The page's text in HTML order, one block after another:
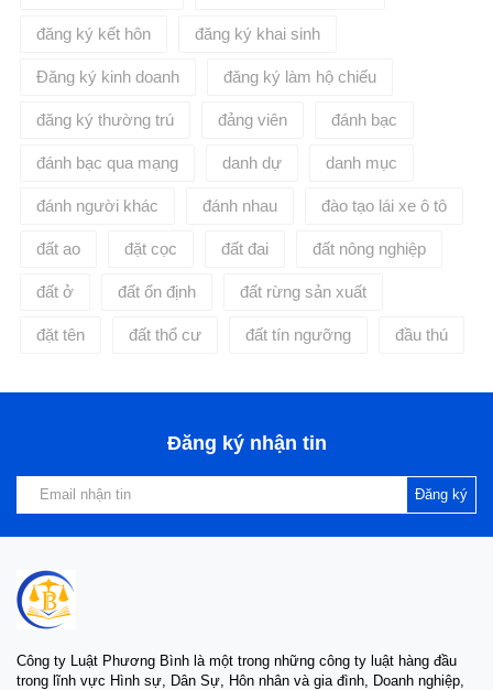
đăng ký kết hôn đăng ký khai sinh
Đăng ký kinh doanh đăng ký làm hộ chiếu
đăng ký thường trú đảng viên đánh bạc
đánh bạc qua mạng danh dự danh mục
đánh người khác đánh nhau đào tạo lái xe ô tô
đất ao đặt cọc đất đai đất nông nghiệp
đất ở đất ổn định đất rừng sản xuất
đặt tên đất thổ cư đất tín ngưỡng đầu thú
Đăng ký nhận tin
Đăng ký
Công ty Luật Phương Bình là một trong những công ty luật hàng đầu
trong lĩnh vực Hình sự, Dân Sự, Hôn nhân và gia đình, Doanh nghiệp,